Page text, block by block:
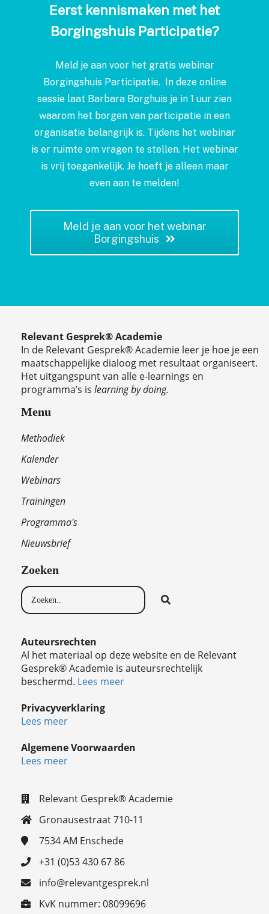
Eerst kennismaken met het
Borgingshuis Participatie?
Meld je aan voor het gratis webinar
Borgingshuis Participatie. In deze online
sessie laat Barbara Borghuis je in 1 uur zien
waarom het borgen van participatie in een
organisatie belangrijk is. Tijdens het webinar
is er ruimte om vragen te stellen. Het webinar
is vrij toegankelijk. Je hoeft je alleen maar
even aan te melden!
Meld je aan voor het webinar
Borgingshuis
Relevant Gesprek® Academie
In de Relevant Gesprek® Academie leer je hoe je een
maatschappelijke dialoog met resultaat organiseert.
Het uitgangspunt van alle e-learnings en
programma’s is learning by doing.
Menu
Methodiek
Kalender
Webinars
Trainingen
Programma's
Nieuwsbrief
Zoeken
Auteursrechten
Al het materiaal op deze website en de Relevant
Gesprek® Academie is auteursrechtelijk
beschermd. Lees meer
Privacyverklaring
Lees meer
Algemene Voorwaarden
Lees meer
Relevant Gesprek® Academie
Gronausestraat 710-11
7534 AM Enschede
+31 (0)53 430 67 86
info@relevantgesprek.nl
KvK nummer: 08099696